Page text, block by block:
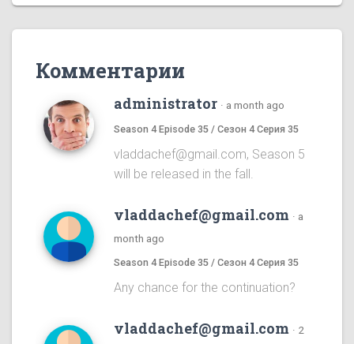
Комментарии
administrator · a month ago
Season 4 Episode 35 / Сезон 4 Серия 35
vladdachef@gmail.com, Season 5
will be released in the fall.
vladdachef@gmail.com · a
month ago
Season 4 Episode 35 / Сезон 4 Серия 35
Any chance for the continuation?
vladdachef@gmail.com · 2